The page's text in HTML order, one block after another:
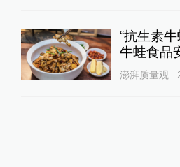
“抗生素
牛蛙食品
澎湃质量观